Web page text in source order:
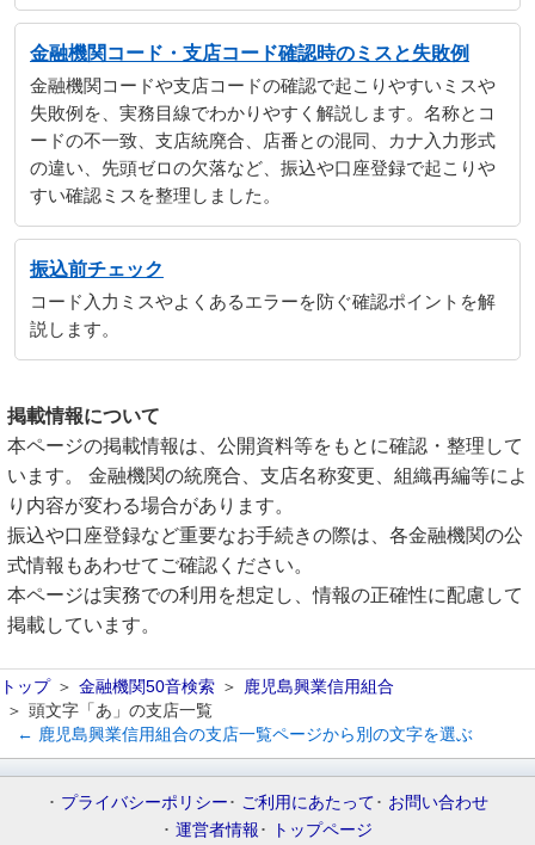
金融機関コード・支店コード確認時のミスと失敗例
金融機関コードや支店コードの確認で起こりやすいミスや
失敗例を、実務目線でわかりやすく解説します。名称とコ
ードの不一致、支店統廃合、店番との混同、カナ入力形式
の違い、先頭ゼロの欠落など、振込や口座登録で起こりや
すい確認ミスを整理しました。
振込前チェック
コード入力ミスやよくあるエラーを防ぐ確認ポイントを解
説します。
掲載情報について
本ページの掲載情報は、公開資料等をもとに確認・整理して
います。 金融機関の統廃合、支店名称変更、組織再編等によ
り内容が変わる場合があります。
振込や口座登録など重要なお手続きの際は、各金融機関の公
式情報もあわせてご確認ください。
本ページは実務での利用を想定し、情報の正確性に配慮して
掲載しています。
トップ 金融機関50音検索
鹿児島興業信用組合
頭文字「あ」の支店一覧
← 鹿児島興業信用組合の支店一覧ページから別の文字を選ぶ
プライバシーポリシー ご利用にあたって
お問い合わせ
運営者情報
トップページ